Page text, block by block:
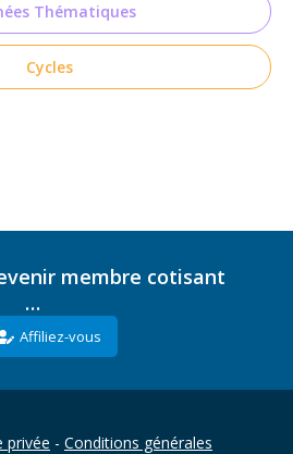
Thématiques
Cycles
membre cotisant
…
Affiliez-vous
privée
Conditions générales